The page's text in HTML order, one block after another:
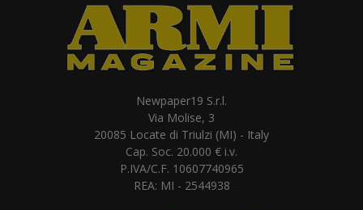
Newpaper19 S.r.l.
Via Molise, 3
20085 Locate di Triulzi (MI) - Italy
Cap. Soc. 20.000 € i.v.
P.IVA/C.F. 10607740965
REA: MI - 2544938